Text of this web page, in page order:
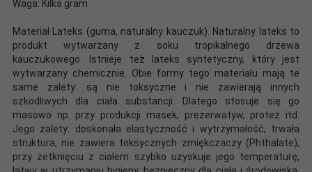
Waga: Kilka gram
Materiał Lateks (guma, naturalny kauczuk). Naturalny lateks to
produkt wytwarzany z soku tropikalnego drzewa
kauczukowego. Istnieje też lateks syntetyczny, który jest
wytwarzany chemicznie. Obie formy tego materiału mają te
same zalety: są nie toksyczne i nie zawierają innych
szkodliwych dla ciała substancji. Dlatego stosuje się go
masowo np. przy produkcji masek, prezerwatyw, protez itd.
Jego zalety: doskonała elastyczność i wytrzymałość, trwała
struktura, nie zawiera toksycznych zmiękczaczy (Phthalate),
przy zetknięciu z ciałem szybko uzyskuje jego temperaturę,